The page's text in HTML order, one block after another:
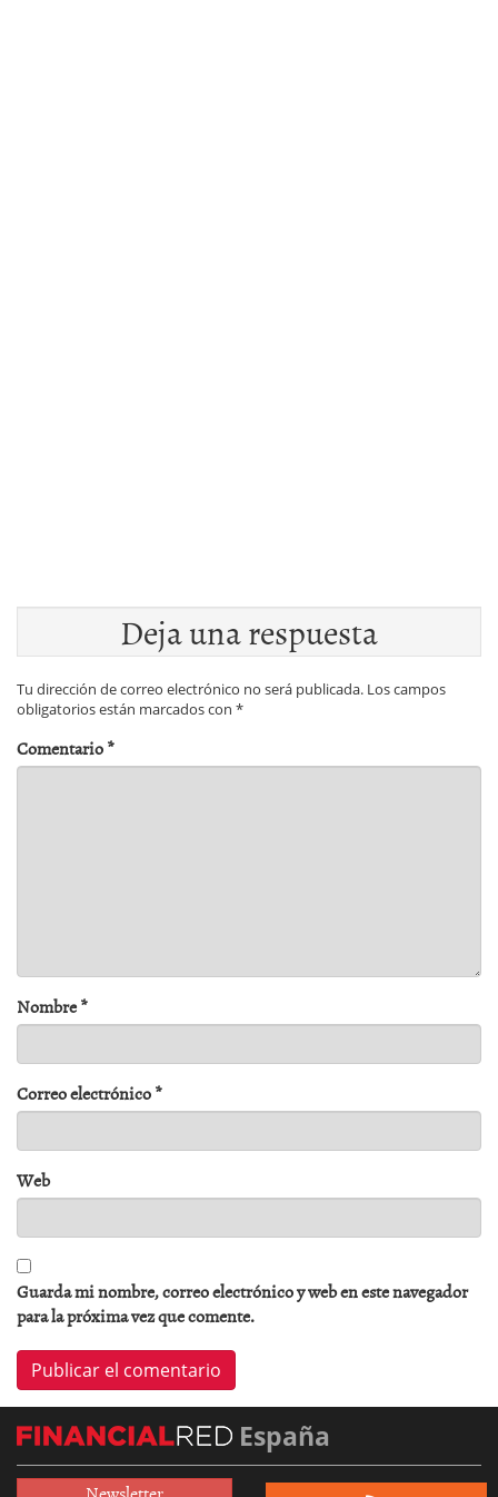
Deja una respuesta
Tu dirección de correo electrónico no será publicada. Los campos
obligatorios están marcados con *
Comentario*
Nombre*
Correo electrónico*
Web
Guarda mi nombre, correo electrónico y web en este navegador
para la próxima vez que comente.
España